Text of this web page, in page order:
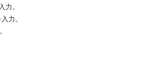
。
力。